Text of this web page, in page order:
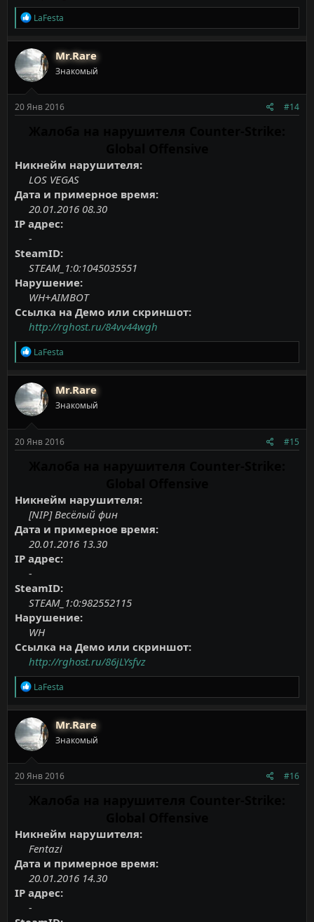
Р
е
а
к
ц
и
и
LaFesta
Mr.Rare
Знакомый
20 Янв 2016 #14
Никнейм нарушителя:
LOS VEGAS
Дата и примерное время:
20.01.2016 08.30
IP адрес:
-
SteamID:
STEAM_1:0:1045035551
Нарушение:
WH+AIMBOT
Ссылка на Демо или скриншот:
http://rghost.ru/84vv44wgh
Р
е
а
к
ц
и
и
LaFesta
Mr.Rare
Знакомый
20 Янв 2016 #15
Никнейм нарушителя:
[NIP] Весёлый фин
Дата и примерное время:
20.01.2016 13.30
IP адрес:
-
SteamID:
STEAM_1:0:982552115
Нарушение:
WH
Ссылка на Демо или скриншот:
http://rghost.ru/86jLYsfvz
Р
е
а
к
ц
и
и
LaFesta
Mr.Rare
Знакомый
20 Янв 2016 #16
Никнейм нарушителя:
Fentazi
Дата и примерное время:
20.01.2016 14.30
IP адрес:
-